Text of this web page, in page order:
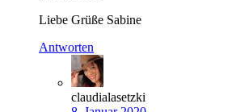
Liebe Grüße Sabine
Antworten
claudialasetzki